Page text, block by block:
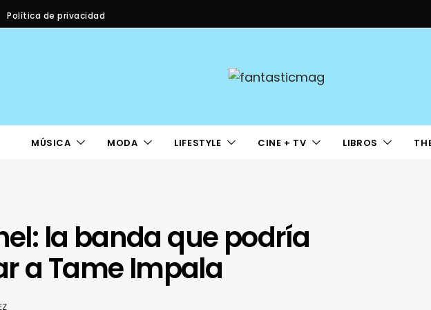
Política de privacidad
MÚSICA MODA LIFESTYLE CINE + TV LIBROS
la banda que podría
a Tame Impala